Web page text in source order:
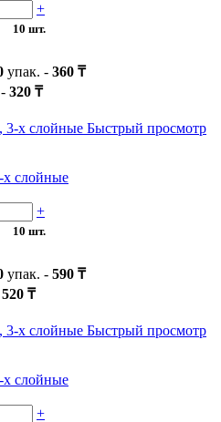
+
10 шт.
упак. - 360 ₸
320 ₸
Быстрый просмотр
слойные
+
10 шт.
упак. - 590 ₸
520 ₸
Быстрый просмотр
слойные
+